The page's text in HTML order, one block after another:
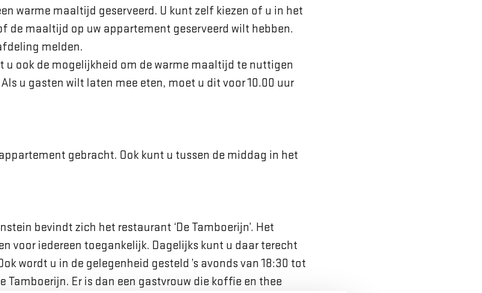
warme maaltijd geserveerd. U kunt zelf kiezen of u in het
de maaltijd op uw appartement geserveerd wilt hebben.
melden.
u ook de mogelijkheid om de warme maaltijd te nuttigen
u gasten wilt laten mee eten, moet u dit voor 10.00 uur
gebracht. Ook kunt u tussen de middag in het
bevindt zich het restaurant ‘De Tamboerijn’. Het
voor iedereen toegankelijk. Dagelijks kunt u daar terecht
wordt u in de gelegenheid gesteld ’s avonds van 18:30 tot
Tamboerijn. Er is dan een gastvrouw die koffie en thee